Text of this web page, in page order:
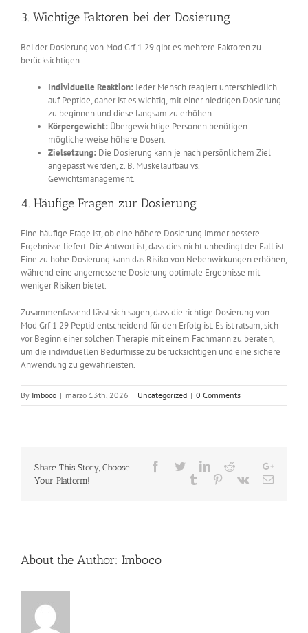
3. Wichtige Faktoren bei der Dosierung
Bei der Dosierung von Mod Grf 1 29 gibt es mehrere Faktoren zu
berücksichtigen:
Individuelle Reaktion:Jeder Mensch reagiert unterschiedlich
auf Peptide, daher ist es wichtig, mit einer niedrigen Dosierung
zu beginnen und diese langsam zu erhöhen.
Körpergewicht: Übergewichtige Personen benötigen
möglicherweise höhere Dosen.
Zielsetzung: Die Dosierung kann je nach persönlichem Ziel
angepasst werden, z. B. Muskelaufbau vs.
Gewichtsmanagement.
4. Häufige Fragen zur Dosierung
Eine häufige Frage ist, ob eine höhere Dosierung immer bessere
Ergebnisse liefert. Die Antwort ist, dass dies nicht unbedingt der Fall ist.
Eine zu hohe Dosierung kann das Risiko von Nebenwirkungen erhöhen,
während eine angemessene Dosierung optimale Ergebnisse mit
weniger Risiken bietet.
Zusammenfassend lässt sich sagen, dass die richtige Dosierung von
Mod Grf 1 29 Peptid entscheidend für den Erfolg ist. Es ist ratsam, sich
vor Beginn einer solchen Therapie mit einem Fachmann zu beraten,
um die individuellen Bedürfnisse zu berücksichtigen und eine sichere
Anwendung zu gewährleisten.
By Imboco | marzo 13th, 2026 | Uncategorized | 0 Comments
Share This Story, Choose
Your Platform!
Facebook
TwitterLinkedInReddit
Whatsapp
Tumblr Pinterest
Vk Email
About the Author: Imboco